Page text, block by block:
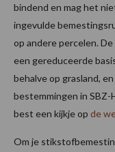
bindend en mag het
ingevulde
op andere percelen.
een gereduceerde
behalve op grasland,
bestemmingen in SBZ-
best een kijkje op de
Om je